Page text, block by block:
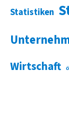
Statistiken
Wirtschaft